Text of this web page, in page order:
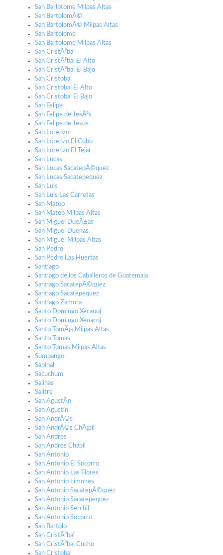
San Barlotome Milpas Altas
San BartolomÃ©
San BartolomÃ© Milpas Altas
San Bartolome
San Bartolome Milpas Altas
San CristÃ³bal
San CristÃ³bal El Alto
San CristÃ³bal El Bajo
San Cristobal
San Cristobal El Alto
San Cristobal El Bajo
San Felipe
San Felipe de JesÃºs
San Felipe de Jesus
San Lorenzo
San Lorenzo El Cubo
San Lorenzo El Tejar
San Lucas
San Lucas SacatepÃ©quez
San Lucas Sacatepequez
San Luis
San Luis Las Carretas
San Mateo
San Mateo Milpas Altas
San Miguel DueÃ±as
San Miguel Duenas
San Miguel Milpas Altas
San Pedro
San Pedro Las Huertas
Santiago
Santiago de los Caballeros de Guatemala
Santiago SacatepÃ©quez
Santiago Sacatepequez
Santiago Zamora
Santo Domingo Xecanoj
Santo Domingo Xenacoj
Santo TomÃ¡s Milpas Altas
Santo Tomas
Santo Tomas Milpas Altas
Sumpango
Sabinal
Sacuchum
Salinas
Salitre
San AgustÃ­n
San Agustin
San AndrÃ©s
San AndrÃ©s ChÃ¡pil
San Andres
San Andres Chapil
San Antonio
San Antonio El Socorro
San Antonio Las Flores
San Antonio Limones
San Antonio SacatepÃ©quez
San Antonio Sacatepequez
San Antonio Serchil
San Antonio Socorro
San Bartolo
San CristÃ³bal
San CristÃ³bal Cucho
San Cristobal